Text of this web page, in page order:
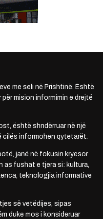
me seli në Prishtinë. Është
mision informimin e drejtë
është shndërruar në një
cilës informohen qytetarët.
janë në fokusin kryesor
as fushat e tjera si: kultura,
teknologjia informative
së vetëdijes, sipas
duke mos i konsideruar